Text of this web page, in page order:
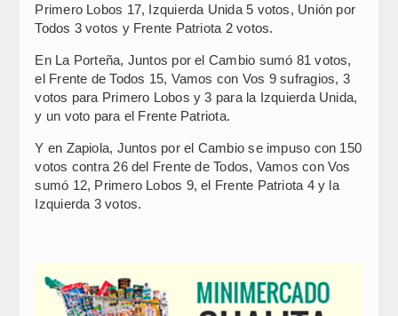
Primero Lobos 17, Izquierda Unida 5 votos, Unión por
Todos 3 votos y Frente Patriota 2 votos.
En La Porteña, Juntos por el Cambio sumó 81 votos,
el Frente de Todos 15, Vamos con Vos 9 sufragios, 3
votos para Primero Lobos y 3 para la Izquierda Unida,
y un voto para el Frente Patriota.
Y en Zapiola, Juntos por el Cambio se impuso con 150
votos contra 26 del Frente de Todos, Vamos con Vos
sumó 12, Primero Lobos 9, el Frente Patriota 4 y la
Izquierda 3 votos.